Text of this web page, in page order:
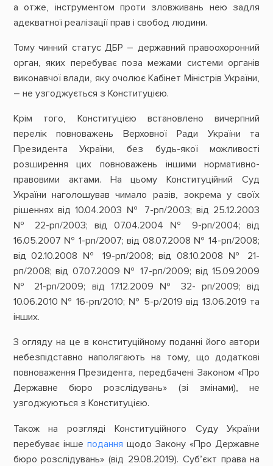
а отже, інструментом проти зловживань нею задля
адекватної реалізації прав і свобод людини.
Тому чинний статус ДБР – державний правоохоронний
орган, яких перебуває поза межами системи органів
виконавчої влади, яку очолює Кабінет Міністрів України,
– не узгоджується з Конституцією.
Крім того, Конституцією встановлено вичерпний
перелік повноважень Верховної Ради України та
Президента України, без будь-якої можливості
розширення цих повноважень іншими нормативно-
правовими актами. На цьому Конституційний Суд
України наголошував чимало разів, зокрема у своїх
рішеннях від 10.04.2003 № 7-рп/2003; від 25.12.2003
№ 22-рп/2003; від 07.04.2004 № 9-рп/2004; від
16.05.2007 № 1-рп/2007; від 08.07.2008 № 14-рп/2008;
від 02.10.2008 № 19-рп/2008; від 08.10.2008 № 21-
рп/2008; від 07.07.2009 № 17-рп/2009; від 15.09.2009
№ 21-рп/2009; від 17.12.2009 № 32- рп/2009; від
10.06.2010 № 16-рп/2010; № 5-р/2019 від 13.06.2019 та
інших.
З огляду на це в конституційному поданні його автори
небезпідставно наполягають на тому, що додаткові
повноваження Президента, передбачені Законом «Про
Державне бюро розслідувань» (зі змінами), не
узгоджуються з Конституцією.
Також на розгляді Конституційного Суду України
перебуває інше подання щодо Закону «Про Державне
бюро розслідувань» (від 29.08.2019). Суб’єкт права на